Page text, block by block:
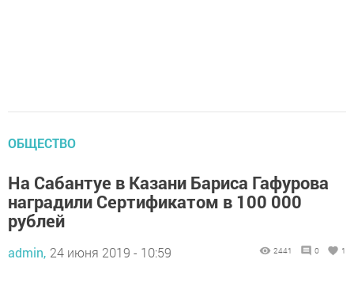
ОБЩЕСТВО
На Сабантуе в Казани Бариса Гафурова
наградили Сертификатом в 100 000
рублей
admin, 24 июня 2019 - 10:59 2441 0 1